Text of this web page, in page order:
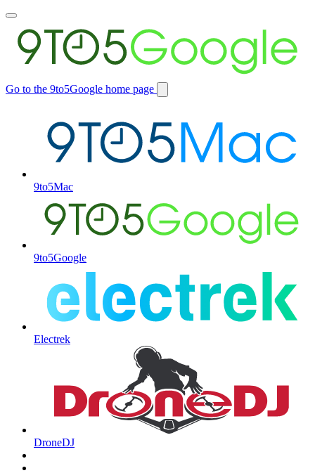
Toggle
main
menu
Go to the 9to5Google home page
Switch
9to5Mac
9to5Google
Electrek
DroneDJ